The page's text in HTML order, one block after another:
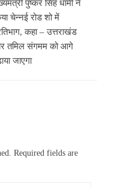
पुष्कर सिंह धामी ने
चेन्नई रोड शो में
कहा – उत्तराखंड
तमिल संगमम को आगे
जाएगा
Required fields are